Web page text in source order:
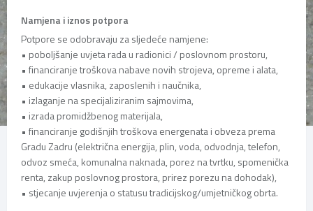
Namjena i iznos potpora
Potpore se odobravaju za sljedeće namjene:
• poboljšanje uvjeta rada u radionici / poslovnom prostoru,
• financiranje troškova nabave novih strojeva, opreme i alata,
• edukacije vlasnika, zaposlenih i naučnika,
• izlaganje na specijaliziranim sajmovima,
• izrada promidžbenog materijala,
• financiranje godišnjih troškova energenata i obveza prema
Gradu Zadru (električna energija, plin, voda, odvodnja, telefon,
odvoz smeća, komunalna naknada, porez na tvrtku, spomenička
renta, zakup poslovnog prostora, prirez porezu na dohodak),
• stjecanje uvjerenja o statusu tradicijskog/umjetničkog obrta.